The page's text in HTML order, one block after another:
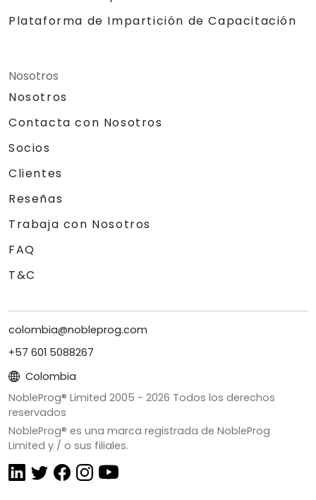
Plataforma de Impartición de Capacitación
Nosotros
Nosotros
Contacta con Nosotros
Socios
Clientes
Reseñas
Trabaja con Nosotros
FAQ
T&C
colombia@nobleprog.com
+57 601 5088267
Colombia
NobleProg® Limited 2005 - 2026 Todos los derechos
reservados
NobleProg® es una marca registrada de NobleProg
Limited y / o sus filiales.